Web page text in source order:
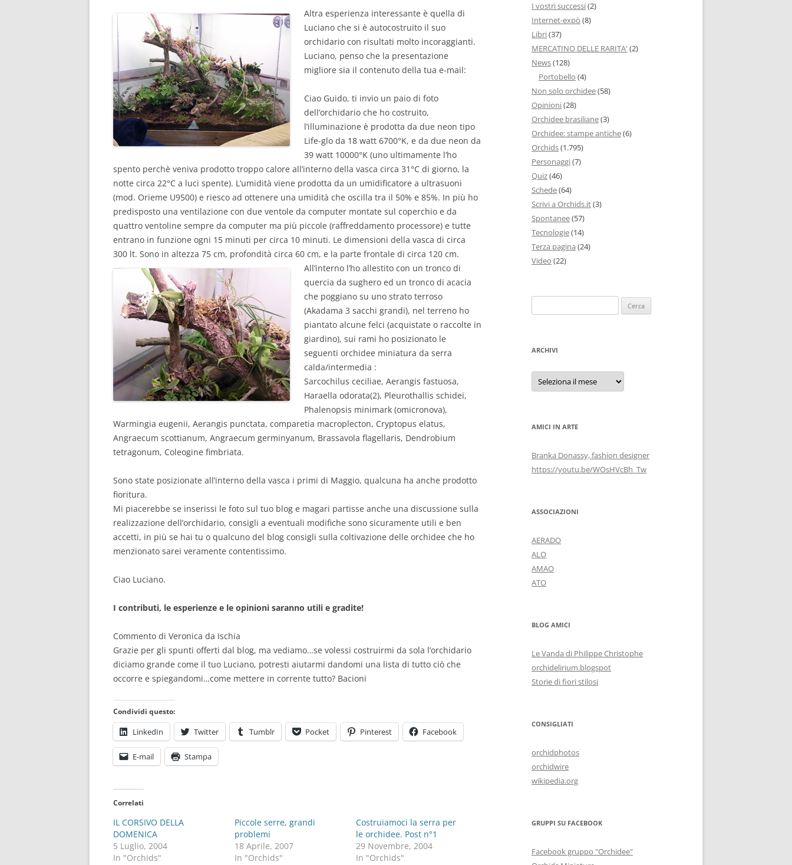
Altra esperienza interessante è quella di
Luciano che si è autocostruito il suo
orchidario con risultati molto incoraggianti.
Luciano, penso che la presentazione
migliore sia il contenuto della tua e-mail:
Ciao Guido, ti invio un paio di foto
dell’orchidario che ho costruito,
l’illuminazione è prodotta da due neon tipo
Life-glo da 18 watt 6700°K, e da due neon da
39 watt 10000°K (uno ultimamente l’ho
spento perchè veniva prodotto troppo calore all’interno della vasca circa 31°C di giorno, la
notte circa 22°C a luci spente). L’umidità viene prodotta da un umidificatore a ultrasuoni
(mod. Orieme U9500) e riesco ad ottenere una umidità che oscilla tra il 50% e 85%. In più ho
predisposto una ventilazione con due ventole da computer montate sul coperchio e da
quattro ventoline sempre da computer ma più piccole (raffreddamento processore) e tutte
entrano in funzione ogni 15 minuti per circa 10 minuti. Le dimensioni della vasca di circa
300 lt. Sono in altezza 75 cm, profondità circa 60 cm, e la parte frontale di circa 120 cm.
All’interno l’ho allestito con un tronco di
quercia da sughero ed un tronco di acacia
che poggiano su uno strato terroso
(Akadama 3 sacchi grandi), nel terreno ho
piantato alcune felci (acquistate o raccolte in
giardino), sui rami ho posizionato le
seguenti orchidee miniatura da serra
calda/intermedia :
Sarcochilus ceciliae, Aerangis fastuosa,
Haraella odorata(2), Pleurothallis schidei,
Phalenopsis minimark (omicronova),
Warmingia eugenii, Aerangis punctata, comparetia macroplecton, Cryptopus elatus,
Angraecum scottianum, Angraecum germinyanum, Brassavola flagellaris, Dendrobium
tetragonum, Coleogine fimbriata.
Sono state posizionate all’interno della vasca i primi di Maggio, qualcuna ha anche prodotto
fioritura.
Mi piacerebbe se inserissi le foto sul tuo blog e magari partisse anche una discussione sulla
realizzazione dell’orchidario, consigli a eventuali modifiche sono sicuramente utili e ben
accetti, in più se hai tu o qualcuno del blog consigli sulla coltivazione delle orchidee che ho
menzionato sarei veramente contentissimo.
Ciao Luciano.
I contributi, le esperienze e le opinioni saranno utili e gradite!
Commento di Veronica da Ischia
Grazie per gli spunti offerti dal blog, ma vediamo…se volessi costruirmi da sola l’orchidario
diciamo grande come il tuo Luciano, potresti aiutarmi dandomi una lista di tutto ciò che
occorre e spiegandomi…come mettere in corrente tutto? Bacioni
Condividi questo:
LinkedIn Twitter Tumblr Pocket Pinterest Facebook
E-mail Stampa
Correlati
IL CORSIVO DELLA
DOMENICA
5 Luglio, 2004
In "Orchids"
Piccole serre, grandi
problemi
18 Aprile, 2007
In "Orchids"
Costruiamoci la serra per
le orchidee. Post n°1
29 Novembre, 2004
In "Orchids"
I vostri successi(2)
Internet-expò (8)
Libri(37)
MERCATINO DELLE RARITA' (2)
News(128)
Portobello (4)
Non solo orchidee(58)
Opinioni(28)
Orchidee brasiliane(3)
Orchidee: stampe antiche(6)
Orchids(1.795)
Personaggi(7)
Quiz(46)
Schede(64)
Scrivi a Orchids.it(3)
Spontanee(57)
Tecnologie(14)
Terza pagina (24)
Video (22)
per:
ARCHIVI
Archivi
AMICI IN ARTE
Branka Donassy, fashion designer
https://youtu.be/WOsHVcBh_Tw
ASSOCIAZIONI
AERADO
ALO
AMAO
ATO
BLOG AMICI
Le Vanda di Philippe Christophe
orchidelirium.blogspot
Storie di fiori stilosi
CONSIGLIATI
orchidphotos
orchidwire
wikipedia.org
GRUPPI SU FACEBOOK
Facebook gruppo "Orchidee"